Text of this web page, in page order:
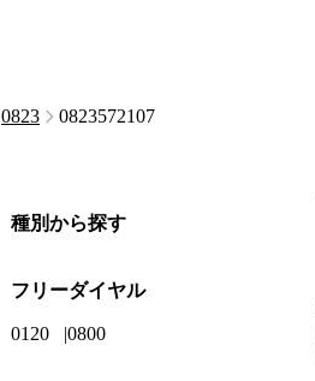
0823 0823572107
種別から探す
フリーダイヤル
0120 0800